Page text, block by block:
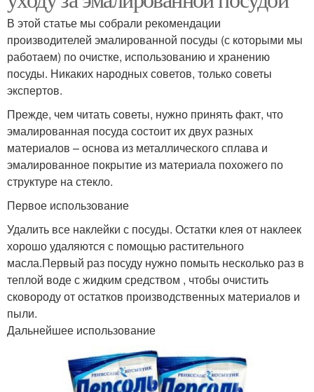
В этой статье мы собрали рекомендации
производителей эмалированной посуды (с которыми мы
работаем) по очистке, использованию и хранению
посуды. Никаких народных советов, только советы
экспертов.
Прежде, чем читать советы, нужно принять факт, что
эмалированная посуда состоит их двух разных
материалов – основа из металлического сплава и
эмалированное покрытие из материала похожего по
структуре на стекло.
Первое использование
Удалить все наклейки с посуды. Остатки клея от наклеек
хорошо удаляются с помощью растительного
масла.Первый раз посуду нужно помыть несколько раз в
теплой воде с жидким средством , чтобы очистить
сковороду от остатков производственных материалов и
пыли.
Дальнейшее использование